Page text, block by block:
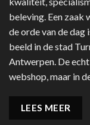
beleving. Een zaak
de orde van de dag
beeld in de stad
Antwerpen. De
webshop, maar in
LEES MEER